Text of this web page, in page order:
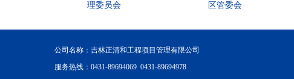
理委员会
区管委会
公司名称：吉林正清和工程项目管理有限公司
服务热线：0431-89694069 0431-89694978